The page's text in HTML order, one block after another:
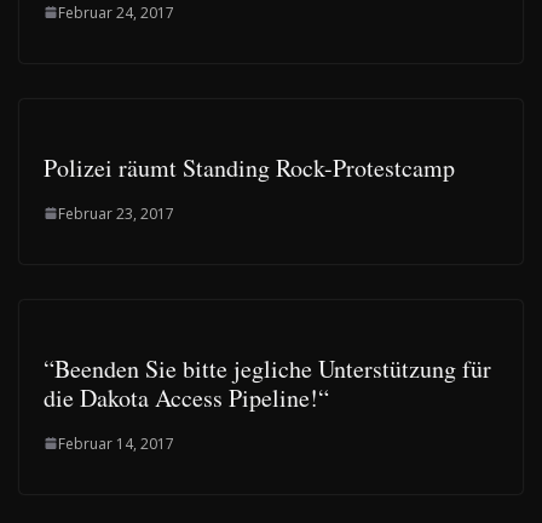
Februar 24, 2017
Polizei räumt Standing Rock-Protestcamp
Februar 23, 2017
“Beenden Sie bitte jegliche Unterstützung für
die Dakota Access Pipeline!“
Februar 14, 2017